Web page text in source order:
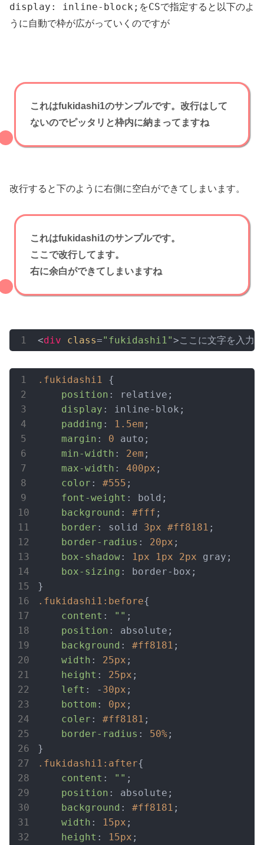
display: inline-block;をCSで指定すると以下のよ
うに 自動で枠が広がっていくのですが
これはfukidashi1のサンプルです。改行はして
ないのでピッタリと枠内に納まってますね
改行すると下のように右側に空白ができてしまいます。
これはfukidashi1のサンプルです。
ここで改行してます。
右に余白ができてしまいますね
<div class="fukidashi1">ここに文字を入力
.fukidashi1
{
position : relative;
display : inline-blok;
padding : 1.5em ;
margin : 0 auto;
min-width : 2em ;
max-width : 400px ;
color : #555 ;
font-weight : bold;
background : #fff ;
border : solid 3px #ff8181 ;
border-radius : 20px ;
box-shadow: 1px 1px 2px gray;
box-sizing : border-box;
.fukidashi1 :before{
content : "" ;
position : absolute;
background : #ff8181 ;
width : 25px ;
height : 25px ;
left : - 30px ;
bottom : 0px ;
coler : #ff8181 ;
border-radius : 50%;
.fukidashi1 :after{
content : "" ;
position : absolute;
background : #ff8181 ;
width : 15px ;
height : 15px ;